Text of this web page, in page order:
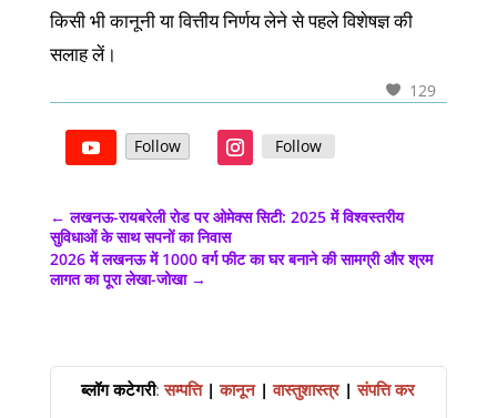
किसी भी कानूनी या वित्तीय निर्णय लेने से पहले विशेषज्ञ की
सलाह लें।
129
Follow Follow
←लखनऊ-रायबरेली रोड पर ओमेक्स सिटी: 2025 में विश्वस्तरीय
सुविधाओं के साथ सपनों का निवास
2026 में लखनऊ में 1000 वर्ग फीट का घर बनाने की सामग्री और श्रम
लागत का पूरा लेखा-जोखा→
ब्लॉग कटेगरी:सम्पत्ति |कानून|वास्तुशास्त्र|संपत्ति कर